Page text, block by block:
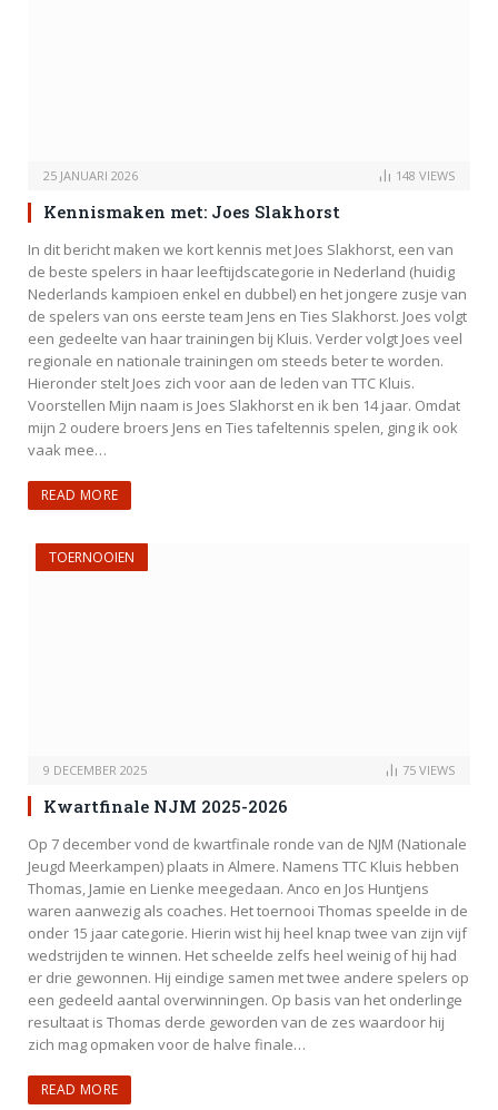
25 JANUARI 2026 148 VIEWS
Kennismaken met: Joes Slakhorst
In dit bericht maken we kort kennis met Joes Slakhorst, een van
de beste spelers in haar leeftijdscategorie in Nederland (huidig
Nederlands kampioen enkel en dubbel) en het jongere zusje van
de spelers van ons eerste team Jens en Ties Slakhorst. Joes volgt
een gedeelte van haar trainingen bij Kluis. Verder volgt Joes veel
regionale en nationale trainingen om steeds beter te worden.
Hieronder stelt Joes zich voor aan de leden van TTC Kluis.
Voorstellen Mijn naam is Joes Slakhorst en ik ben 14 jaar. Omdat
mijn 2 oudere broers Jens en Ties tafeltennis spelen, ging ik ook
vaak mee…
READ MORE
TOERNOOIEN
9 DECEMBER 2025 75 VIEWS
Kwartfinale NJM 2025-2026
Op 7 december vond de kwartfinale ronde van de NJM (Nationale
Jeugd Meerkampen) plaats in Almere. Namens TTC Kluis hebben
Thomas, Jamie en Lienke meegedaan. Anco en Jos Huntjens
waren aanwezig als coaches. Het toernooi Thomas speelde in de
onder 15 jaar categorie. Hierin wist hij heel knap twee van zijn vijf
wedstrijden te winnen. Het scheelde zelfs heel weinig of hij had
er drie gewonnen. Hij eindige samen met twee andere spelers op
een gedeeld aantal overwinningen. Op basis van het onderlinge
resultaat is Thomas derde geworden van de zes waardoor hij
zich mag opmaken voor de halve finale…
READ MORE